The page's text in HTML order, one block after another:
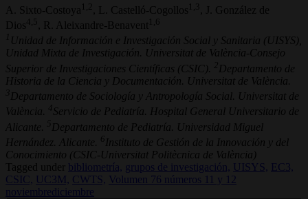
A. Sixto-Costoya 1,2 , L. Castelló-Cogollos 1,3
, J. González de
Dios4,5 , R. Aleixandre-Benavent 1,6
1 Unidad de Información e Investigación Social y Sanitaria (UISYS),
Unidad Mixta de Investigación. Universitat de València-Consejo
Superior de Investigaciones Científicas (CSIC).
2 Departamento de
Historia de la Ciencia y Documentación. Universitat de València.
3 Departamento de Sociología y Antropología Social. Universitat de
València.
4 Servicio de Pediatría. Hospital General Universitario de
Alicante. 5 Departamento de Pediatría. Universidad Miguel
Hernández. Alicante. 6 Instituto de Gestión de la Innovación y del
Conocimiento (CSIC-Universitat Politècnica de València)
Tagged under
bibliometría, grupos de investigación, UISYS,
EC3,
CSIC,
UC3M, CWTS,
Volumen 76 números 11 y 12
noviembrediciembre